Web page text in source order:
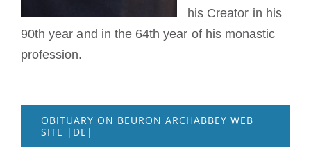
his Creator in his
90th year and in the 64th year of his monastic
profession.
OBITUARY ON BEURON ARCHABBEY WEB
SITE |DE|